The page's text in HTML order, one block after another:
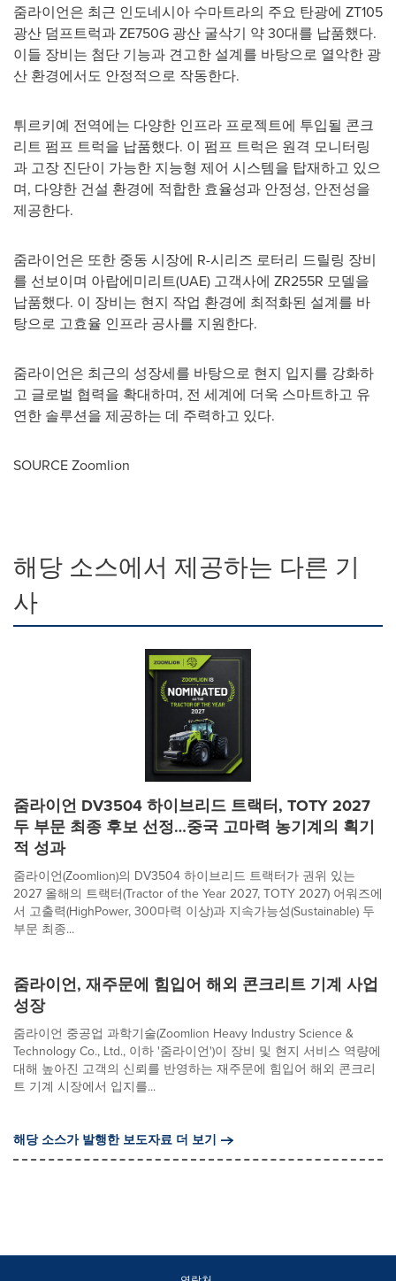
줌라이언은 최근 인도네시아 수마트라의 주요 탄광에 ZT105
광산 덤프트럭과 ZE750G 광산 굴삭기 약 30대를 납품했다.
이들 장비는 첨단 기능과 견고한 설계를 바탕으로 열악한 광
산 환경에서도 안정적으로 작동한다.
튀르키예 전역에는 다양한 인프라 프로젝트에 투입될 콘크
리트 펌프 트럭을 납품했다. 이 펌프 트럭은 원격 모니터링
과 고장 진단이 가능한 지능형 제어 시스템을 탑재하고 있으
며, 다양한 건설 환경에 적합한 효율성과 안정성, 안전성을
제공한다.
줌라이언은 또한 중동 시장에 R-시리즈 로터리 드릴링 장비
를 선보이며 아랍에미리트(UAE) 고객사에 ZR255R 모델을
납품했다. 이 장비는 현지 작업 환경에 최적화된 설계를 바
탕으로 고효율 인프라 공사를 지원한다.
줌라이언은 최근의 성장세를 바탕으로 현지 입지를 강화하
고 글로벌 협력을 확대하며, 전 세계에 더욱 스마트하고 유
연한 솔루션을 제공하는 데 주력하고 있다.
SOURCE Zoomlion
해당 소스에서 제공하는 다른 기
사
줌라이언 DV3504 하이브리드 트랙터, TOTY 2027
두 부문 최종 후보 선정…중국 고마력 농기계의 획기
적 성과
줌라이언(Zoomlion)의 DV3504 하이브리드 트랙터가 권위 있는
2027 올해의 트랙터(Tractor of the Year 2027, TOTY 2027) 어워즈에
서 고출력(HighPower, 300마력 이상)과 지속가능성(Sustainable) 두
부문 최종...
줌라이언, 재주문에 힘입어 해외 콘크리트 기계 사업
성장
줌라이언 중공업 과학기술(Zoomlion Heavy Industry Science &
Technology Co., Ltd., 이하 '줌라이언')이 장비 및 현지 서비스 역량에
대해 높아진 고객의 신뢰를 반영하는 재주문에 힘입어 해외 콘크리
트 기계 시장에서 입지를...
해당 소스가 발행한 보도자료 더 보기